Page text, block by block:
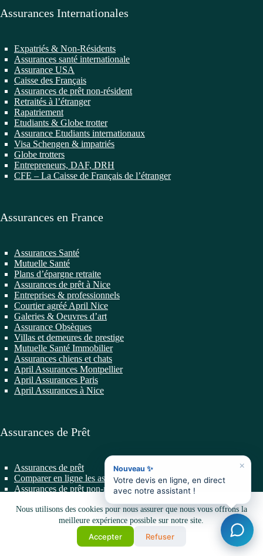
Nous utilisons des cookies pour nous assurer que nous vous offrons la
meilleure expérience possible sur notre site.
Accepter Refuser
Assurances Internationales
Expatriés & Non-Résidents
Assurances santé internationale
Assurance USA
Caisse des Français
Assurances de prêt non-résident
Retraités à l’étranger
Rapatriement
Etudiants & Globe trotter
Assurance Etudiants internationaux
Visa Schengen & impatriés
Globe trotters
Entrepreneurs, DAF, DRH
CFE – La Caisse de Français de l’étranger
Assurances en France
Assurances Santé
Mutuelle Santé
Plans d’épargne retraite
Assurances de prêt à Nice
Entreprises & professionnels
Courtier agréé April Nice
Galeries & Oeuvres d’art
Assurance Obsèques
Villas et demeures de prestige
Mutuelle Santé Immobilier
Assurances chiens et chats
April Assurances Montpellier
April Assurances Paris
April Assurances à Nice
Assurances de Prêt
Assurances de prêt
Comparer en ligne les assurances de prêt
Assurances de prêt non-résidents
Changer d’Assurance de Prêt
Prêts professionnels
Prêts Immobiliers
Assurances de prêt VIP
Politique de confidentialité•
×
Nouveau ✨
Votre devis en ligne, en direct
avec notre assistant !